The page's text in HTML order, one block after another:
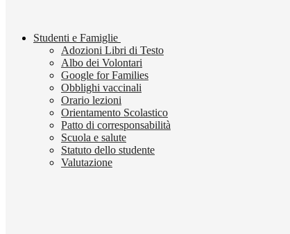
Studenti e Famiglie
Adozioni Libri di Testo
Albo dei Volontari
Google for Families
Obblighi vaccinali
Orario lezioni
Orientamento Scolastico
Patto di corresponsabilità
Scuola e salute
Statuto dello studente
Valutazione